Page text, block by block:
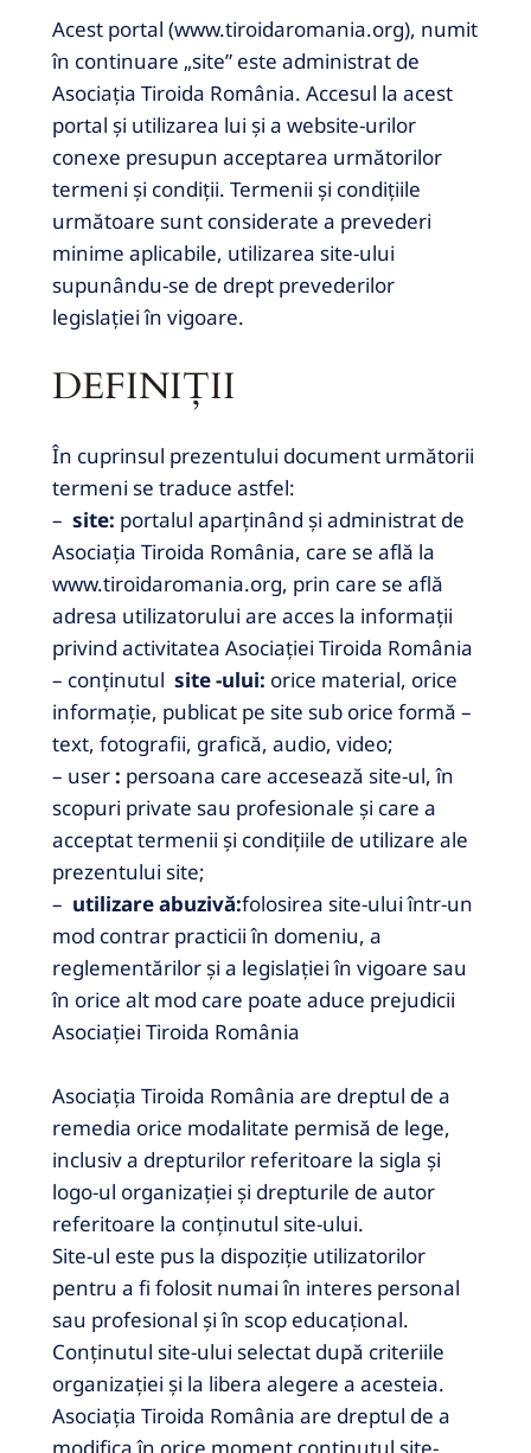
Acest portal (www.tiroidaromania.org), numit
în continuare „site” este administrat de
Asociația Tiroida România. Accesul la acest
portal și utilizarea lui și a website-urilor
conexe presupun acceptarea următorilor
termeni și condiții. Termenii și condițiile
următoare sunt considerate a prevederi
minime aplicabile, utilizarea site-ului
supunându-se de drept prevederilor
legislației în vigoare.
DEFINIŢII
În cuprinsul prezentului document următorii
termeni se traduce astfel:
– site: portalul aparținând și administrat de
Asociația Tiroida România, care se află la
www.tiroidaromania.org, prin care se află
adresa utilizatorului are acces la informații
privind activitatea Asociației Tiroida România
– conținutul site -ului: orice material, orice
informație, publicat pe site sub orice formă –
text, fotografii, grafică, audio, video;
– user : persoana care accesează site-ul, în
scopuri private sau profesionale și care a
acceptat termenii și condițiile de utilizare ale
prezentului site;
– utilizare abuzivă:folosirea site-ului într-un
mod contrar practicii în domeniu, a
reglementărilor și a legislației în vigoare sau
în orice alt mod care poate aduce prejudicii
Asociației Tiroida România
Asociația Tiroida România are dreptul de a
remedia orice modalitate permisă de lege,
inclusiv a drepturilor referitoare la sigla și
logo-ul organizației și drepturile de autor
referitoare la conținutul site-ului.
Site-ul este pus la dispoziție utilizatorilor
pentru a fi folosit numai în interes personal
sau profesional și în scop educațional.
Conținutul site-ului selectat după criteriile
organizației și la libera alegere a acesteia.
Asociația Tiroida România are dreptul de a